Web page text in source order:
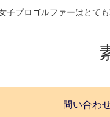
子プロゴルファーはとて
問い合わ